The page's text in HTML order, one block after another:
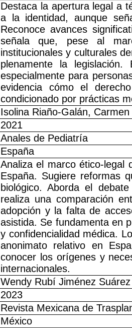
Destaca la apertura legal a
a la identidad, aunque
Reconoce avances
señala que, pese al
institucionales y culturales
plenamente la
especialmente para
evidencia cómo el
condicionado por prácticas
Isolina Riaño-Galán,
2021
Anales de Pediatría
España
Analiza el marco ético-legal
España. Sugiere reformas
biológico. Aborda el
realiza una comparación
adopción y la falta de
asistida. Se fundamenta en
y confidencialidad médica.
anonimato relativo en
conocer los orígenes y
internacionales.
Wendy Rubí Jiménez
2023
Revista Mexicana de
México